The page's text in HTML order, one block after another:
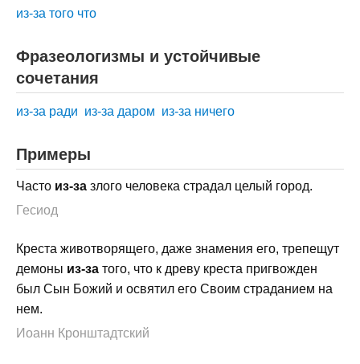
из-за того что
Фразеологизмы и устойчивые
сочетания
из-за ради из-за даром из-за ничего
Примеры
Часто из-за злого человека страдал целый город.
Гесиод
Креста животворящего, даже знамения его, трепещут
демоны из-за того, что к древу креста пригвожден
был Сын Божий и освятил его Своим страданием на
нем.
Иоанн Кронштадтский